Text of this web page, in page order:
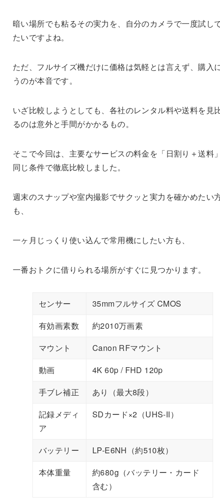
暗い場所でも粘るその実力を、自分のカメラで一度試し
たいですよね。
ただ、フルサイズ機だけに価格は気軽とは言えず、購入
うのが本音です。
いざ比較しようとしても、各社のレンタル料や送料を見
るのは意外と手間がかかるもの。
そこで今回は、主要なサービスの料金を「日割り＋送料
同じ条件で徹底比較しました。
週末のスナップや室内撮影でサクッと実力を確かめたい
も、
一ヶ月じっくり使い込んで常用機にしたい方も、
一番おトクに借りられる場所がすぐに見つかります。
センサー
35mmフルサイズ CMOS
有効画素数
約2010万画素
マウント
Canon RFマウント
動画
4K 60p / FHD 120p
手ブレ補正
あり（最大8段）
記録メディ
ア
SDカード×2（UHS-II）
バッテリー
LP-E6NH（約510枚）
本体重量
約680g（バッテリー・カード
含む）